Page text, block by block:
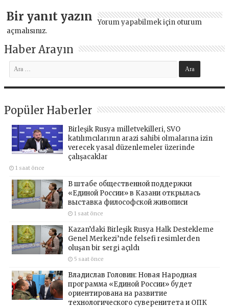
Bir yanıt yazın Yorum yapabilmek için oturum
açmalısınız.
Haber Arayın
Popüler Haberler
Birleşik Rusya milletvekilleri, SVO
katılımcılarının arazi sahibi olmalarına izin
verecek yasal düzenlemeler üzerinde
çalışacaklar
1 saat önce
В штабе общественной поддержки
«Единой России» в Казани открылась
выставка философской живописи
1 saat önce
Kazan’daki Birleşik Rusya Halk Destekleme
Genel Merkezi’nde felsefi resimlerden
oluşan bir sergi açıldı
5 saat önce
Владислав Головин: Новая Народная
программа «Единой России» будет
ориентирована на развитие
технологического суверенитета и ОПК